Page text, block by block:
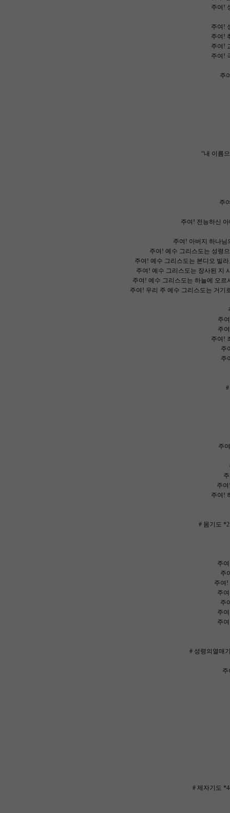
주여!
주여!
주여!
주여!
주여!
주
“내 이름
주
주여! 전능하신
주여! 아버지 하나님
주여! 예수 그리스도는 성령
주여! 예수 그리스도는 본디오 빌
주여! 예수 그리스도는 장사된 지
주여! 예수 그리스도는 하늘에 오
주여! 우리 주 예수 그리스도는 거기
주
주
주여!
주
주
주
주
주여!
# 몸기도
주
주
주여!
주
주
주
주
# 성령의열매
주
# 제자기도